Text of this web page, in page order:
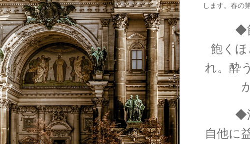
Ａ＝マリ・アンペール
仕組みを分かり易く実験で説明】
17世紀生まれの
物理学者のまとめ
18世紀
物理学者
【トピック】
します。春の
◆
飽く
れ。酔
◆
自他に